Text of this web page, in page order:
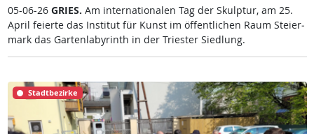
05-06-26 GRIES. Am in­ter­na­tio­na­len Tag der Skulp­tur, am 25.
April fei­er­te das In­sti­tut für Kunst im öf­f­ent­li­chen Raum Stei­er­
mark das Gar­ten­la­byrinth in der Tri­es­ter Sied­lung.
Stadtbezirke